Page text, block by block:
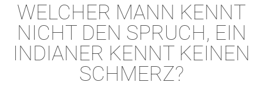
WELCHER MANN KENNT
NICHT DEN SPRUCH, EIN
INDIANER KENNT KEINEN
SCHMERZ?